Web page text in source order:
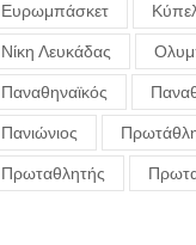
Ευρωμπάσκετ
Νίκη Λευκάδας
Παναθηναϊκός
Πανιώνιος
Πρωταθλητής